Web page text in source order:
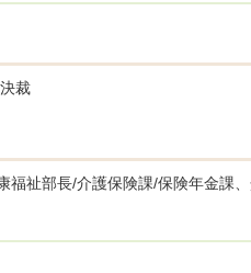
裁
福祉部長/介護保険課/保険年金課